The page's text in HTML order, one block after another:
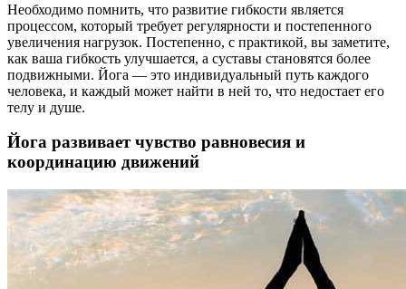
Необходимо помнить, что развитие гибкости является
процессом, который требует регулярности и постепенного
увеличения нагрузок. Постепенно, с практикой, вы заметите,
как ваша гибкость улучшается, а суставы становятся более
подвижными. Йога — это индивидуальный путь каждого
человека, и каждый может найти в ней то, что недостает его
телу и душе.
Йога развивает чувство равновесия и
координацию движений